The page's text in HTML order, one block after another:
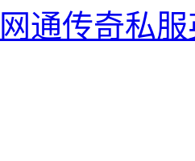
网通传奇私